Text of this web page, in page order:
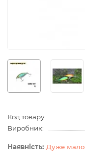
Код товару:
Виробник:
Дуже мало